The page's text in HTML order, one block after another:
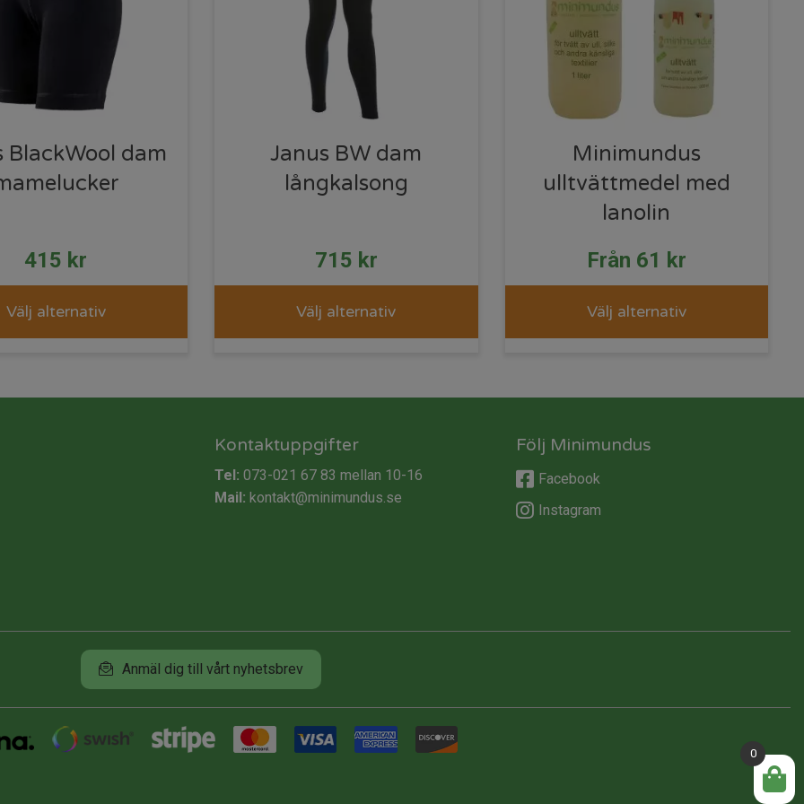
BlackWool dam
415 kr
Välj alternativ
Janus BW dam
långkalsong
715 kr
Välj alternativ
Minimundus
ulltvättmedel med
lanolin
Från 61 kr
Välj alternativ
Kontaktuppgifter
Tel: 073-021 67 83 mellan 10-16
Mail: kontakt@minimundus.se
Följ Minimundus
Facebook
Instagram
Anmäl dig till vårt nyhetsbrev
0